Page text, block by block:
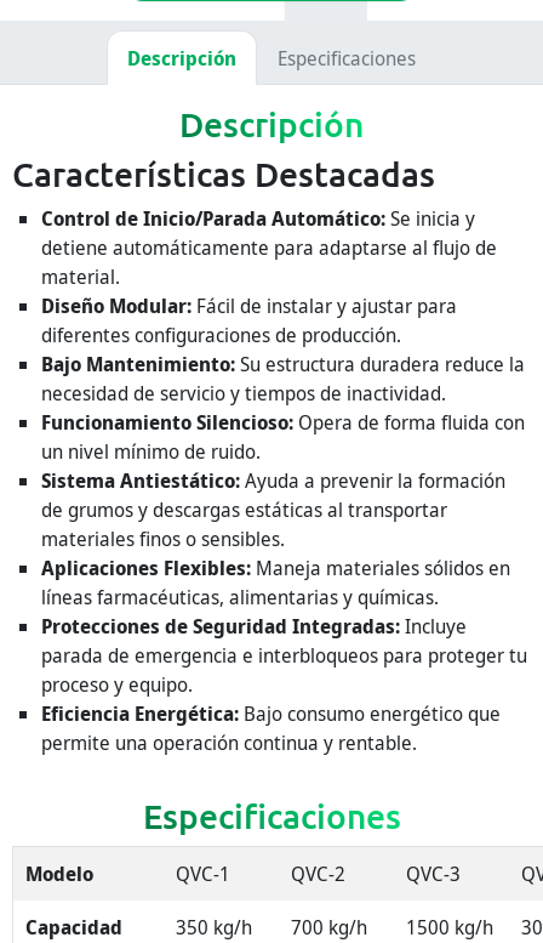
Descripción Especificaciones
Descripción
Características Destacadas
Control de Inicio/Parada Automático:Se inicia y
detiene automáticamente para adaptarse al flujo de
material.
Diseño Modular: Fácil de instalar y ajustar para
diferentes configuraciones de producción.
Bajo Mantenimiento:Su estructura duradera reduce la
necesidad de servicio y tiempos de inactividad.
Funcionamiento Silencioso: Opera de forma fluida con
un nivel mínimo de ruido.
Sistema Antiestático:Ayuda a prevenir la formación
de grumos y descargas estáticas al transportar
materiales finos o sensibles.
Aplicaciones Flexibles: Maneja materiales sólidos en
líneas farmacéuticas, alimentarias y químicas.
Protecciones de Seguridad Integradas:Incluye
parada de emergencia e interbloqueos para proteger tu
proceso y equipo.
Eficiencia Energética: Bajo consumo energético que
permite una operación continua y rentable.
Especificaciones
Modelo QVC-1 QVC-2 QVC-3
Capacidad
350 kg/h 700 kg/h 1500 kg/h